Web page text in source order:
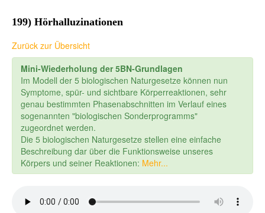
199) Hörhalluzinationen
Zurück zur Übersicht
Mini-Wiederholung der 5BN-Grundlagen
Im Modell der 5 biologischen Naturgesetze können nun
Symptome, spür- und sichtbare Körperreaktionen, sehr
genau bestimmten Phasenabschnitten im Verlauf eines
sogenannten "biologischen Sonderprogramms"
zugeordnet werden.
Die 5 biologischen Naturgesetze stellen eine einfache
Beschreibung dar über die Funktionsweise unseres
Körpers und seiner Reaktionen: Mehr...